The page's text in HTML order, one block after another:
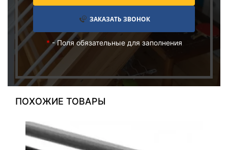
ЗАКАЗАТЬ ЗВОНОК
*- Поля обязательные для заполнения
ПОХОЖИЕ ТОВАРЫ